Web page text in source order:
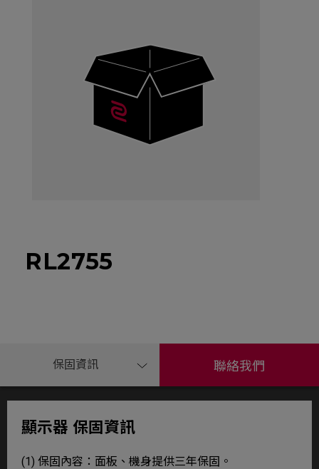
RL2755
保固資訊 聯絡我們
顯示器 保固資訊
(1) 保固內容：面板、機身提供三年保固。